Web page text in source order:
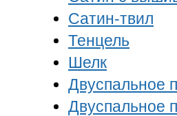
Сатин-твил
Тенцель
Шелк
Двуспальное
Двуспальное